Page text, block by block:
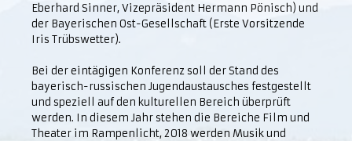
Eberhard Sinner, Vizepräsident Hermann Pönisch) und
der Bayerischen Ost-Gesellschaft (Erste Vorsitzende
Iris Trübswetter).
Bei der eintägigen Konferenz soll der Stand des
bayerisch-russischen Jugendaustausches festgestellt
und speziell auf den kulturellen Bereich überprüft
werden. In diesem Jahr stehen die Bereiche Film und
Theater im Rampenlicht, 2018 werden Musik und